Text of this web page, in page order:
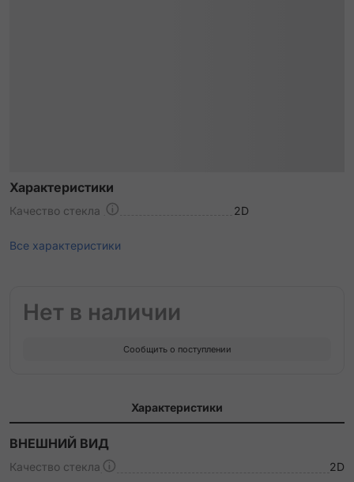
Характеристики
Качество стекла 2D
Все характеристики
Нет в наличии
Сообщить о поступлении
Характеристики
ВНЕШНИЙ ВИД
Качество стекла 2D